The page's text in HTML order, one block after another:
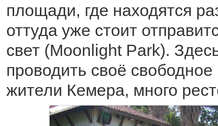
площади, где находятся
оттуда уже стоит
свет (Moonlight Park).
проводить своё
жители Кемера, много